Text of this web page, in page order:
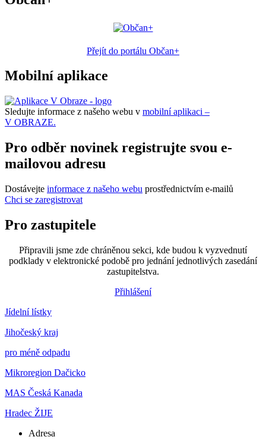
Přejít do portálu Občan+
Mobilní aplikace
Sledujte informace z našeho webu v mobilní aplikaci –
V OBRAZE.
Pro odběr novinek registrujte svou e-
mailovou adresu
Dostávejte informace z našeho webu prostřednictvím e-mailů
Chci se zaregistrovat
Pro zastupitele
Připravili jsme zde chráněnou sekci, kde budou k vyzvednutí
podklady v elektronické podobě pro jednání jednotlivých zasedání
zastupitelstva.
Přihlášení
Jídelní lístky
Jihočeský kraj
pro méně odpadu
Mikroregion Dačicko
MAS Česká Kanada
Hradec ŽIJE
Adresa